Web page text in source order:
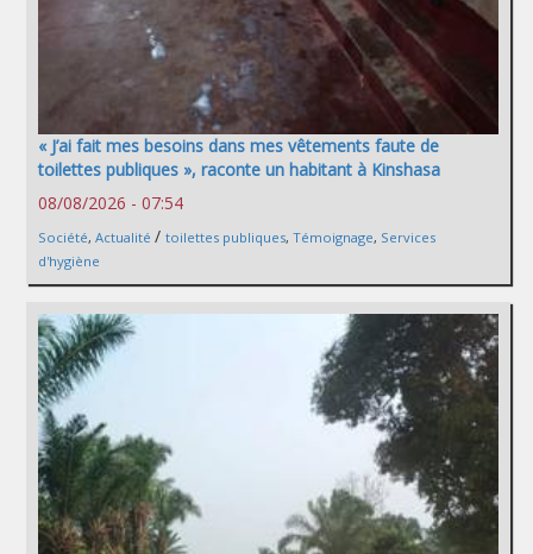
« J’ai fait mes besoins dans mes vêtements faute de
toilettes publiques », raconte un habitant à Kinshasa
08/08/2026 - 07:54
Société, Actualité / toilettes publiques, Témoignage, Services
d'hygiène